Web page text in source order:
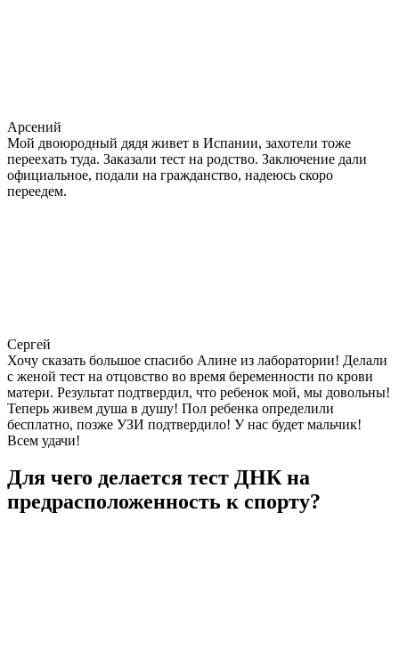
Арсений
Мой двоюродный дядя живет в Испании, захотели тоже
переехать туда. Заказали тест на родство. Заключение дали
официальное, подали на гражданство, надеюсь скоро
переедем.
Сергей
Хочу сказать большое спасибо Алине из лаборатории! Делали
с женой тест на отцовство во время беременности по крови
матери. Результат подтвердил, что ребенок мой, мы довольны!
Теперь живем душа в душу! Пол ребенка определили
бесплатно, позже УЗИ подтвердило! У нас будет мальчик!
Всем удачи!
Для чего делается тест ДНК на
предрасположенность к спорту?